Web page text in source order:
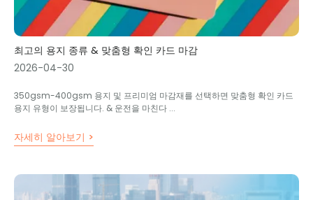
최고의 용지 종류 & 맞춤형 확인 카드 마감
2026-04-30
350gsm-400gsm 용지 및 프리미엄 마감재를 선택하면 맞춤형 확인 카드
용지 유형이 보장됩니다. & 운전을 마친다 ...
자세히 알아보기 >